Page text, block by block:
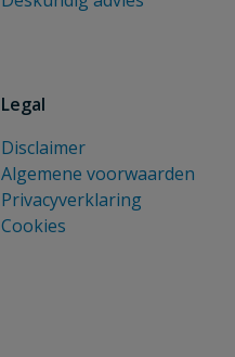
Legal
Disclaimer
Algemene voorwaarden
Privacyverklaring
Cookies